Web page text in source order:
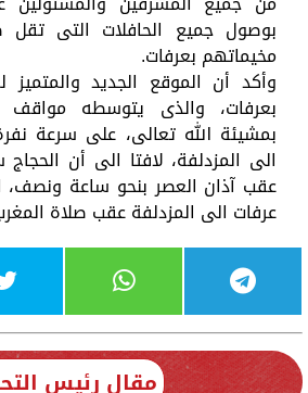
بوصول جميع الحافلات التى
مخيماتهم بعرفات.
وأكد أن الموقع الجديد والمتميز
بعرفات، والذى يتوسطه مواقف
بمشيئة الله تعالى، على سرعة
الى المزدلفة، لافتا الى أن
عقب آذان العصر بنحو ساعة ونصف،
عرفات الى المزدلفة عقب صلاة
مقال رئيس